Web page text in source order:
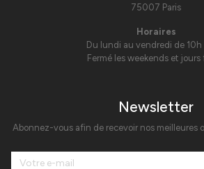
75007 Paris
Horaires
Du lundi au vendredi de 10h
Fermé les weekends et jours
Newsletter
Abonnez-vous afin de recevoir nos meilleures